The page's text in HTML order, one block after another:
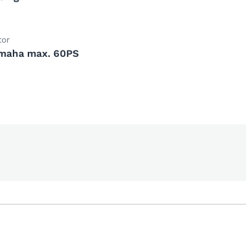
max. 60PS